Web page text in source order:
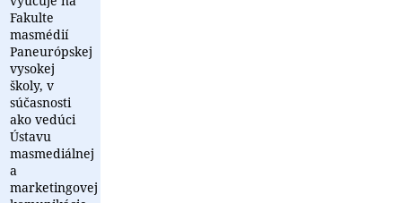
Fakulte
masmédií
Paneurópskej
vysokej
školy, v
súčasnosti
ako vedúci
Ústavu
masmediálnej
a
marketingovej